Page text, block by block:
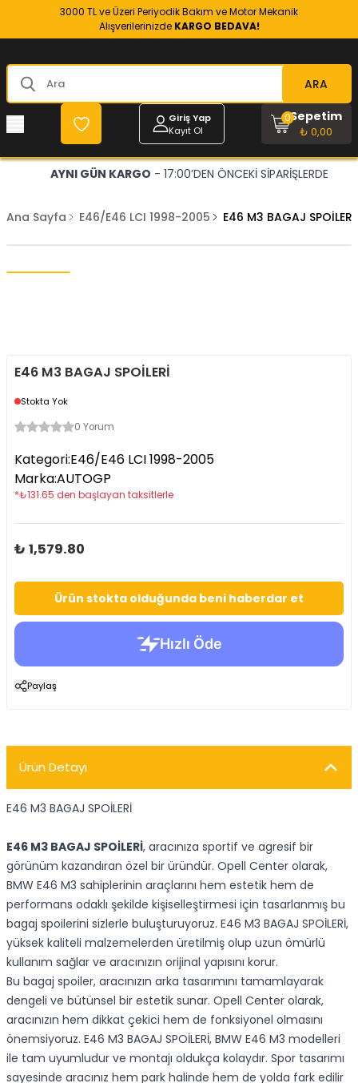
3000 TL ve Üzeri Periyodik Bakım ve Motor Mekanik
Alışverilerinizde KARGO BEDAVA!
ARA
Giriş Yap
Kayıt Ol
Sepetim
₺ 0,00
0
AYNI GÜN KARGO - 17:00’DEN ÖNCEKİ SİPARİŞLERDE
Ana Sayfa E46/E46 LCI 1998-2005 E46 M3 BAGAJ SPOİLERİ
E46 M3 BAGAJ SPOİLERİ
Stokta Yok
0 Yorum
Kategori:E46/E46 LCI 1998-2005
Marka:AUTOGP
*₺131.65 den başlayan taksitlerle
₺ 1,579.80
Ürün stokta olduğunda beni haberdar et
Paylaş
Ürün Detayı
E46 M3 BAGAJ SPOİLERİ
E46 M3 BAGAJ SPOİLERİ, aracınıza sportif ve agresif bir
görünüm kazandıran özel bir üründür. Opell Center olarak,
BMW E46 M3 sahiplerinin araçlarını hem estetik hem de
performans odaklı şekilde kişiselleştirmesi için tasarlanmış bu
bagaj spoilerini sizlerle buluşturuyoruz. E46 M3 BAGAJ SPOİLERİ,
yüksek kaliteli malzemelerden üretilmiş olup uzun ömürlü
kullanım sağlar ve aracınızın orijinal yapısını korur.
Bu bagaj spoiler, aracınızın arka tasarımını tamamlayarak
dengeli ve bütünsel bir estetik sunar. Opell Center olarak,
aracınızın hem dikkat çekici hem de fonksiyonel olmasını
önemsiyoruz. E46 M3 BAGAJ SPOİLERİ, BMW E46 M3 modelleri
ile tam uyumludur ve montajı oldukça kolaydır. Spor tasarımı
sayesinde aracınız hem park halinde hem de yolda fark edilir